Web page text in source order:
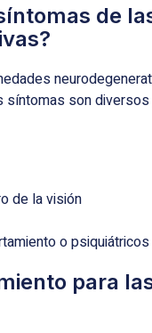
de
síntomas son
de la visión
o psiquiátricos
para